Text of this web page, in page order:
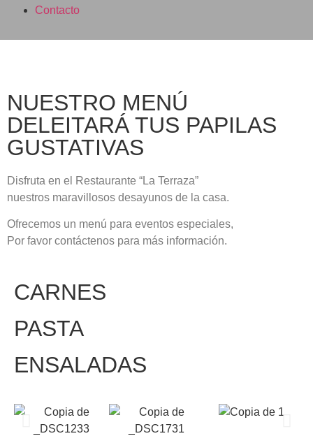
Contacto
NUESTRO MENÚ
DELEITARÁ TUS PAPILAS
GUSTATIVAS
Disfruta en el Restaurante “La Terraza”
nuestros maravillosos desayunos de la casa.
Ofrecemos un menú para eventos especiales,
Por favor contáctenos para más información.
CARNES
PASTA
ENSALADAS